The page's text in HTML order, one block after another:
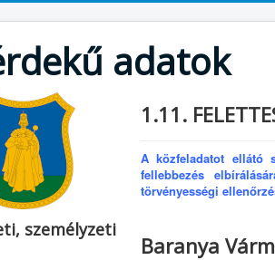
adatok
személyzeti
1.11.
A közfeladatot ellátó
fellebbezés
törvényességi
Baranya